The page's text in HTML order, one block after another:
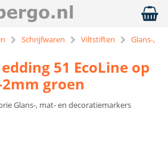
Schrijfwaren Viltstiften
Glans-,
51 EcoLine op
groen
Glans-, mat- en decoratiemarkers